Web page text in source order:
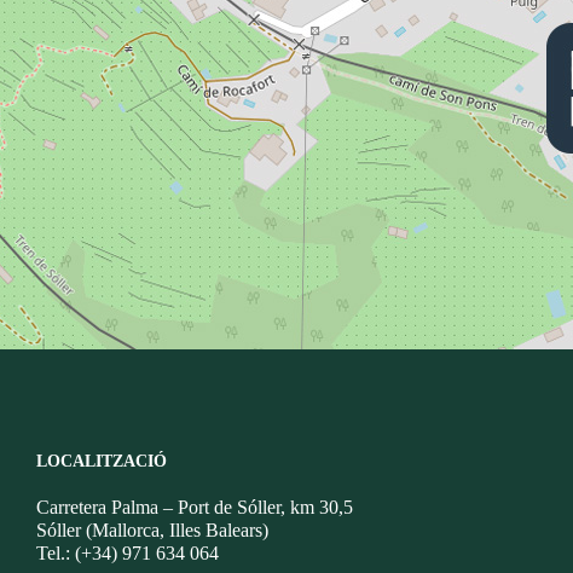
LOCALITZACIÓ
Carretera Palma – Port de Sóller, km 30,5
Sóller (Mallorca, Illes Balears)
Tel.: (+34) 971 634 064